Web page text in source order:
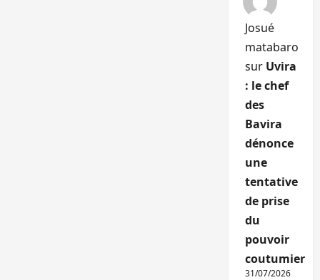
Josué
matabaro
sur Uvira
: le chef
des
Bavira
dénonce
une
tentative
de prise
du
pouvoir
coutumier
31/07/2026